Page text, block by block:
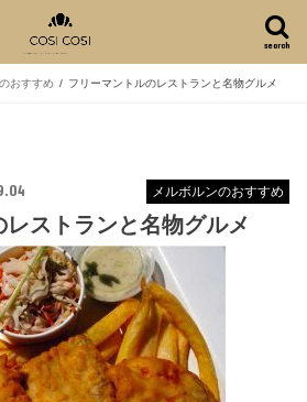
search
おすすめ フリーマントルのレストランと名物グルメ
メルボルンのおすすめ
ストランと名物グルメ